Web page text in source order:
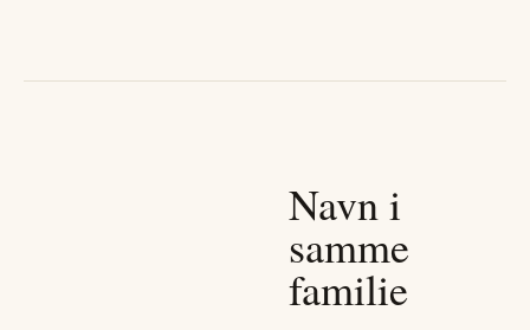
Navn i
samme
familie